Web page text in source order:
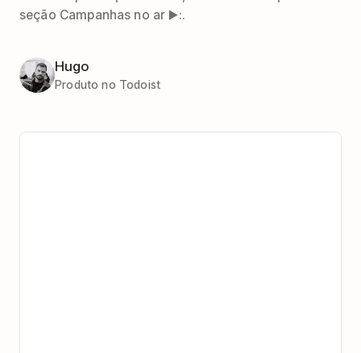
seção Campanhas no ar ▶️:.
Hugo
Produto no Todoist